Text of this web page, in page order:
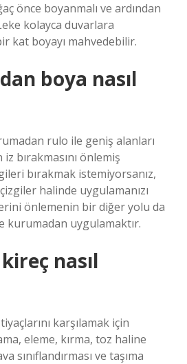
önce boyanmalı ve ardından
kolayca duvarlara
kat boyayı mahvedebilir.
boya nasıl
rulo ile geniş alanları
bırakmasını önlemiş
bırakmak istemiyorsanız,
halinde uygulamanızı
önlemenin bir diğer yolu da
kurumadan uygulamaktır.
nasıl
karşılamak için
eleme, kırma, toz haline
sınıflandırması ve taşıma